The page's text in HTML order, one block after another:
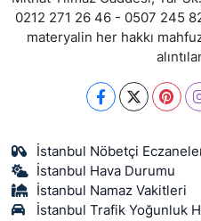
0212 271 26 46 - 0507 245
materyalin her hakkı
İstanbul Nöbetçi
İstanbul Hava Durumu
İstanbul Namaz Vakitleri
İstanbul Trafik Yoğunluk